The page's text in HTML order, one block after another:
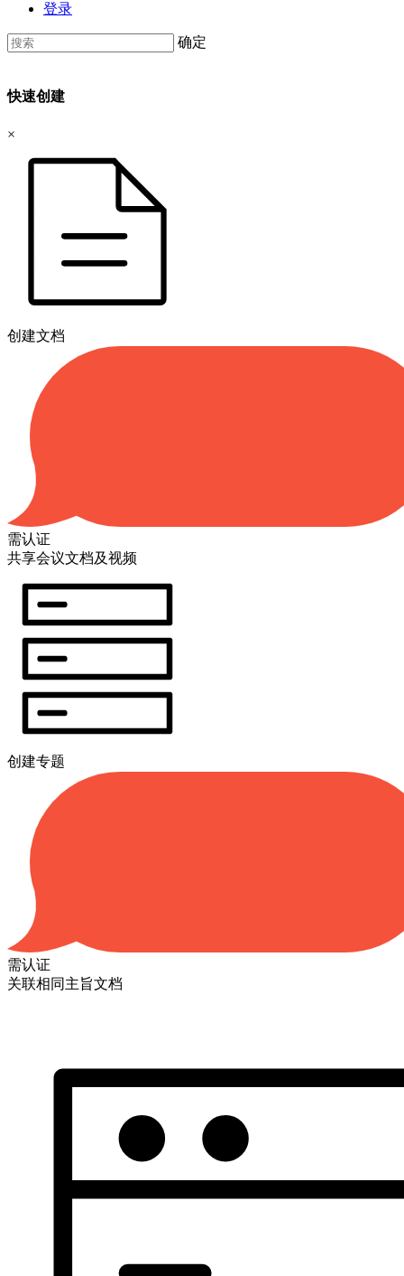
登录
确定
快速创建
×
创建文档
需认证
共享会议文档及视频
创建专题
需认证
关联相同主旨文档